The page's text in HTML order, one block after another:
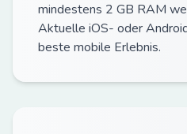
mindestens 2 GB RAM
Aktuelle iOS- oder
beste mobile Erlebnis.